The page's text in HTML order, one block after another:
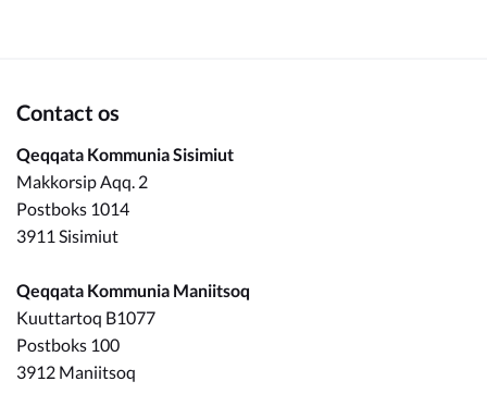
Contact os
Qeqqata Kommunia Sisimiut
Makkorsip Aqq. 2
Postboks 1014
3911 Sisimiut
Qeqqata Kommunia Maniitsoq
Kuuttartoq B1077
Postboks 100
3912 Maniitsoq